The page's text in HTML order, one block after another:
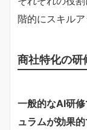
階的にスキルア
商社特化の研
一般的なAI研
ュラムが効果的